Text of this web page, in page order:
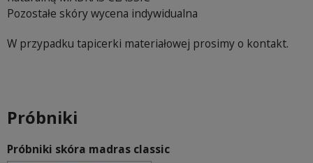
Pozostałe skóry wycena indywidualna
W przypadku tapicerki materiałowej prosimy o kontakt.
Próbniki
Próbniki skóra madras classic